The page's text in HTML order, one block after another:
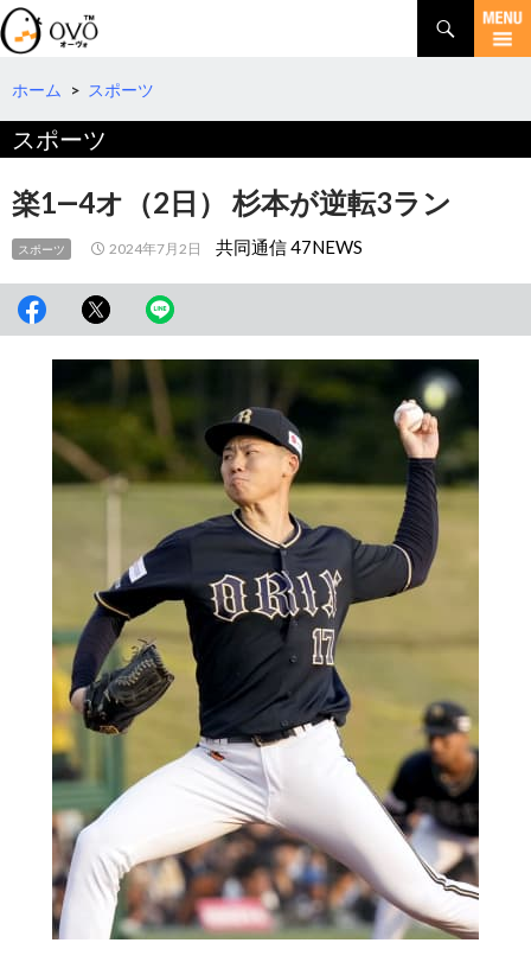
検
索
コ
テ
へ
移
動
ホーム > スポーツ
スポーツ
楽1―4オ（2日） 杉本が逆転3ラン
スポーツ 2024年7月2日 共同通信 47NEWS